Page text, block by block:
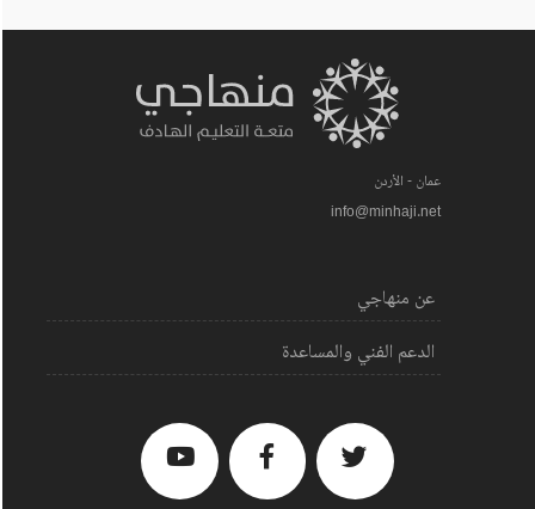
عمان - الأردن
info@minhaji.net
عن منهاجي
الدعم الفني والمساعدة